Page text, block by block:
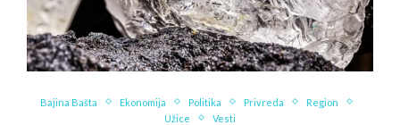
Bajina Bašta Ekonomija Politika Privreda
Region
Užice
Vesti